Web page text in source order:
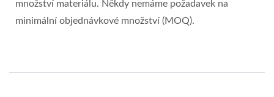
množství materiálu. Někdy nemáme požadavek na
minimální objednávkové množství (MOQ).